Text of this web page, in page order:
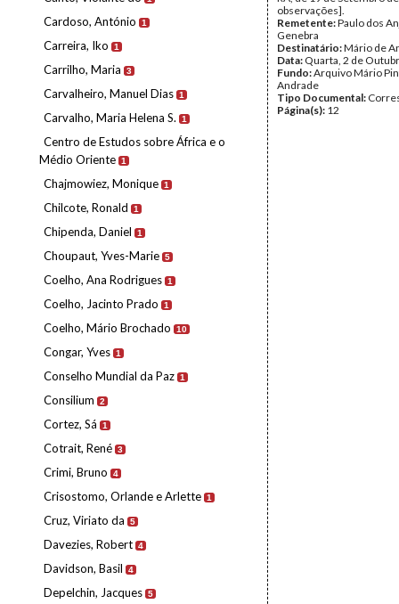
Cardoso, António 1
Carreira, Iko 1
Carrilho, Maria 3
Carvalheiro, Manuel Dias 1
Carvalho, Maria Helena S. 1
Centro de Estudos sobre África e o
Médio Oriente 1
Chajmowiez, Monique 1
Chilcote, Ronald 1
Chipenda, Daniel 1
Choupaut, Yves-Marie 5
Coelho, Ana Rodrigues 1
Coelho, Jacinto Prado 1
Coelho, Mário Brochado 10
Congar, Yves 1
Conselho Mundial da Paz 1
Consilium 2
Cortez, Sá 1
Cotrait, René 3
Crimi, Bruno 4
Crisostomo, Orlande e Arlette 1
Cruz, Viriato da 5
Davezies, Robert 4
Davidson, Basil 4
Depelchin, Jacques 5
observações].
Remetente:Paulo dos
Genebra
Destinatário:Mário de
Data: Quarta, 2 de
Fundo:Arquivo Mário
Andrade
Tipo Documental:
Página(s): 12